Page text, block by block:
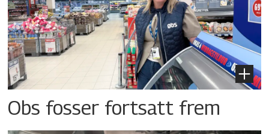
Obs fosser fortsatt frem